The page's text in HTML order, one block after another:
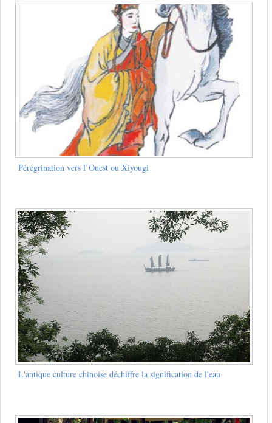
Pérégrination vers l’Ouest ou Xiyougi
L'antique culture chinoise déchiffre la signification de l'eau